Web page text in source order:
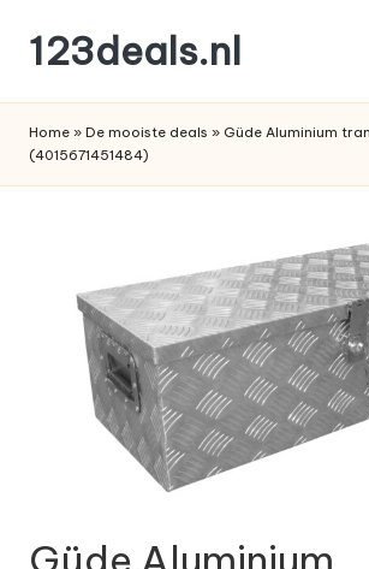
de
inhoud
123deals.nl
deals
Home » De mooiste deals » Güde Aluminium
(4015671451484)
Güde Aluminium